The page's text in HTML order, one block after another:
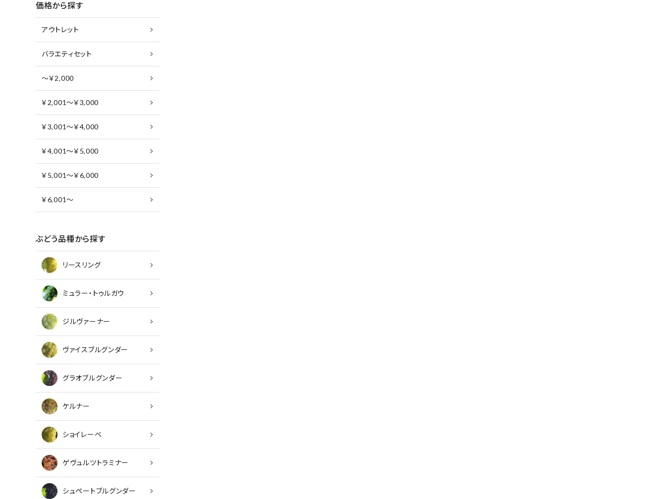
価格から探す
アウトレット
バラエティセット
～￥2,000
￥2,001～￥3,000
￥3,001～￥4,000
￥4,001～￥5,000
￥5,001～￥6,000
￥6,001～
ぶどう品種から探す
リースリング
ミュラー・トゥルガウ
ジルヴァーナー
ヴァイスブルグンダー
グラオブルグンダー
ケルナー
ショイレーベ
ゲヴュルツトラミナー
シュペートブルグンダー